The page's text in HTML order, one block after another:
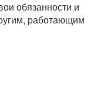
обязанности и
работающим